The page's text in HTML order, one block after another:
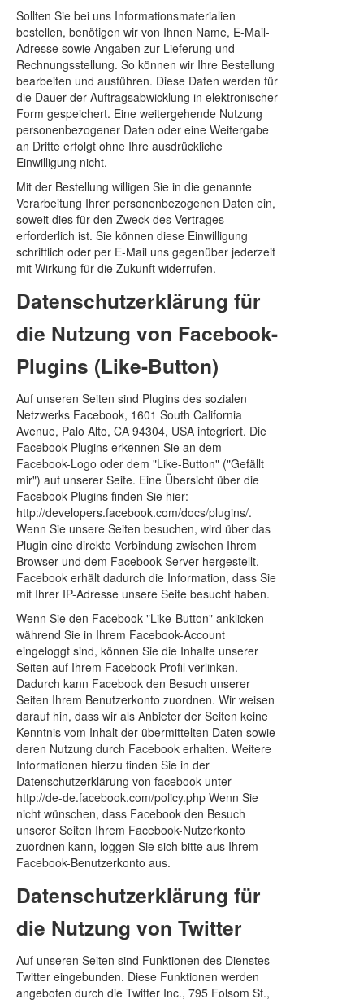
Sollten Sie bei uns Informationsmaterialien
bestellen, benötigen wir von Ihnen Name, E-Mail-
Adresse sowie Angaben zur Lieferung und
Rechnungsstellung. So können wir Ihre Bestellung
bearbeiten und ausführen. Diese Daten werden für
die Dauer der Auftragsabwicklung in elektronischer
Form gespeichert. Eine weitergehende Nutzung
personenbezogener Daten oder eine Weitergabe
an Dritte erfolgt ohne Ihre ausdrückliche
Einwilligung nicht.
Mit der Bestellung willigen Sie in die genannte
Verarbeitung Ihrer personenbezogenen Daten ein,
soweit dies für den Zweck des Vertrages
erforderlich ist. Sie können diese Einwilligung
schriftlich oder per E-Mail uns gegenüber jederzeit
mit Wirkung für die Zukunft widerrufen.
Datenschutzerklärung für
die Nutzung von Facebook-
Plugins (Like-Button)
Auf unseren Seiten sind Plugins des sozialen
Netzwerks Facebook, 1601 South California
Avenue, Palo Alto, CA 94304, USA integriert. Die
Facebook-Plugins erkennen Sie an dem
Facebook-Logo oder dem "Like-Button" ("Gefällt
mir") auf unserer Seite. Eine Übersicht über die
Facebook-Plugins finden Sie hier:
http://developers.facebook.com/docs/plugins/.
Wenn Sie unsere Seiten besuchen, wird über das
Plugin eine direkte Verbindung zwischen Ihrem
Browser und dem Facebook-Server hergestellt.
Facebook erhält dadurch die Information, dass Sie
mit Ihrer IP-Adresse unsere Seite besucht haben.
Wenn Sie den Facebook "Like-Button" anklicken
während Sie in Ihrem Facebook-Account
eingeloggt sind, können Sie die Inhalte unserer
Seiten auf Ihrem Facebook-Profil verlinken.
Dadurch kann Facebook den Besuch unserer
Seiten Ihrem Benutzerkonto zuordnen. Wir weisen
darauf hin, dass wir als Anbieter der Seiten keine
Kenntnis vom Inhalt der übermittelten Daten sowie
deren Nutzung durch Facebook erhalten. Weitere
Informationen hierzu finden Sie in der
Datenschutzerklärung von facebook unter
http://de-de.facebook.com/policy.php Wenn Sie
nicht wünschen, dass Facebook den Besuch
unserer Seiten Ihrem Facebook-Nutzerkonto
zuordnen kann, loggen Sie sich bitte aus Ihrem
Facebook-Benutzerkonto aus.
Datenschutzerklärung für
die Nutzung von Twitter
Auf unseren Seiten sind Funktionen des Dienstes
Twitter eingebunden. Diese Funktionen werden
angeboten durch die Twitter Inc., 795 Folsom St.,